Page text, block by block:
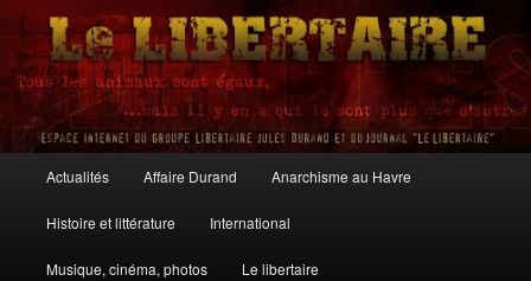
Aller
contenu
principal
Aller
contenu
secondaire
Le Libertaire
principal
Actualités Affaire Durand Anarchisme au Havre
Histoire et littérature International
Musique, cinéma, photos Le libertaire